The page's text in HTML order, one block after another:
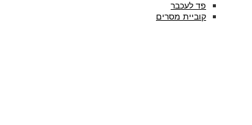
פד לעכבר
קוביית מסרים